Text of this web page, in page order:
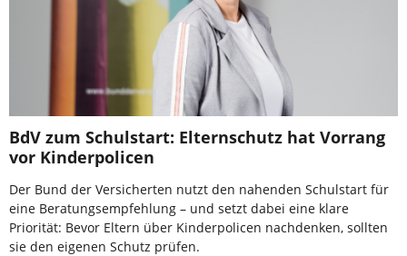
BdV zum Schulstart: Elternschutz hat Vorrang
vor Kinderpolicen
Der Bund der Versicherten nutzt den nahenden Schulstart für
eine Beratungsempfehlung – und setzt dabei eine klare
Priorität: Bevor Eltern über Kinderpolicen nachdenken, sollten
sie den eigenen Schutz prüfen.